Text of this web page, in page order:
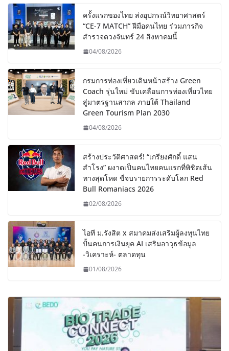
ครั้งแรกของไทย ส่งอุปกรณ์วิทยาศาสตร์
“CE-7 MATCH” ฝีมือคนไทย ร่วมภารกิจ
สำรวจดวงจันทร์ 24 สิงหาคมนี้
04/08/2026
กรมการท่องเที่ยวเดินหน้าสร้าง Green
Coach รุ่นใหม่ ขับเคลื่อนการท่องเที่ยวไทย
สู่มาตรฐานสากล ภายใต้ Thailand
Green Tourism Plan 2030
04/08/2026
สร้างประวัติศาสตร์! “เกรียงศักดิ์ แสน
สำโรง” ผงาดเป็นคนไทยคนแรกที่พิชิตเส้น
ทางสุดโหด ขี่จบรายการระดับโลก Red
Bull Romaniacs 2026
02/08/2026
ไอที ม.รังสิต x สมาคมส่งเสริมผู้ลงทุนไทย
ปั้นคนการเงินยุค AI เสริมอาวุธข้อมูล
-วิเคราะห์- ตลาดทุน
01/08/2026